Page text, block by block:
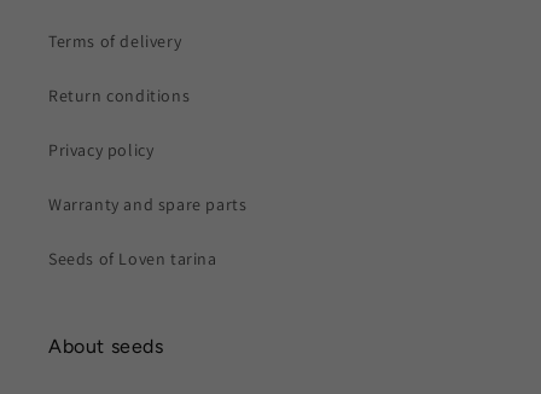
Terms of delivery
Return conditions
Privacy policy
Warranty and spare parts
Seeds of Loven tarina
About seeds